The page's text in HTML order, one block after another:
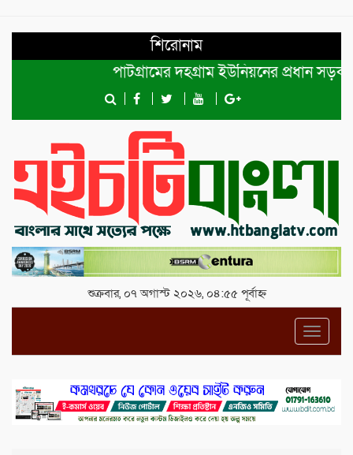
শিরোনাম
পাটগ্রামের দহগ্রাম ইউনিয়নের প্রধান সড়ক
শুক্রবার, ০৭ অগাস্ট ২০২৬, ০৪:৫৫ পূর্বাহ্ন